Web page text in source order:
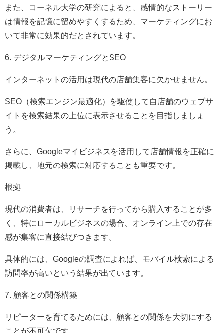
また、コーネル大学の研究によると、感情的なストーリー
は情報を記憶に留めやすくするため、マーケティングにお
いて非常に効果的だとされています。
6. デジタルマーケティングとSEO
インターネットの活用は現代の店舗集客に欠かせません。
SEO（検索エンジン最適化）を駆使して自店舗のウェブサ
イトを検索結果の上位に表示させることを目指しましょ
う。
さらに、Googleマイビジネスを活用して店舗情報を正確に
掲載し、地元の検索に対応することも重要です。
根拠
現代の消費者は、リサーチを行ってから購入することが多
く、特にローカルビジネスの場合、オンライン上での存在
感が集客に直接結びつきます。
具体的には、Googleの調査によれば、モバイル検索による
訪問率が高いという結果が出ています。
7. 顧客との関係構築
リピーターを育てるためには、顧客との関係を大切にする
ことが不可欠です。